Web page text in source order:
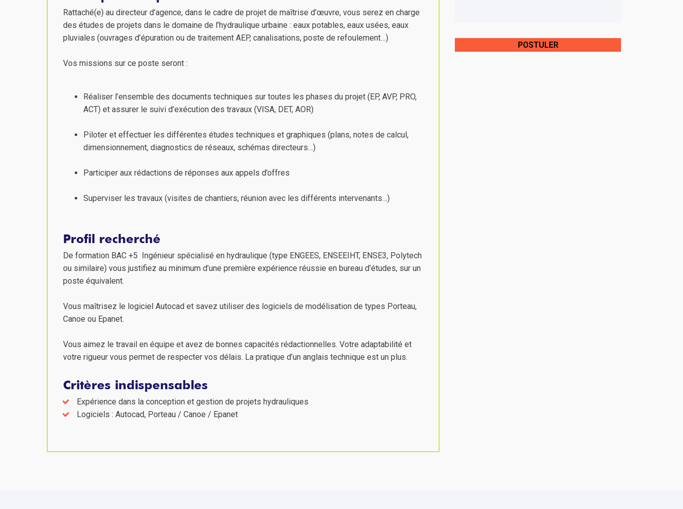
Rattaché(e) au directeur d’agence, dans le cadre de projet de maîtrise d’œuvre, vous serez en charge
des études de projets dans le domaine de l’hydraulique urbaine : eaux potables, eaux usées, eaux
pluviales (ouvrages d’épuration ou de traitement AEP, canalisations, poste de refoulement…)
Vos missions sur ce poste seront :
Réaliser l’ensemble des documents techniques sur toutes les phases du projet (EP, AVP, PRO,
ACT) et assurer le suivi d’exécution des travaux (VISA, DET, AOR)
Piloter et effectuer les différentes études techniques et graphiques (plans, notes de calcul,
dimensionnement, diagnostics de réseaux, schémas directeurs…)
Participer aux rédactions de réponses aux appels d’offres
Superviser les travaux (visites de chantiers, réunion avec les différents intervenants…)
Profil recherché
De formation BAC +5 Ingénieur spécialisé en hydraulique (type ENGEES, ENSEEIHT, ENSE3, Polytech
ou similaire) vous justifiez au minimum d’une première expérience réussie en bureau d’études, sur un
poste équivalent.
Vous maîtrisez le logiciel Autocad et savez utiliser des logiciels de modélisation de types Porteau,
Canoe ou Epanet.
Vous aimez le travail en équipe et avez de bonnes capacités rédactionnelles. Votre adaptabilité et
votre rigueur vous permet de respecter vos délais. La pratique d’un anglais technique est un plus.
Critères indispensables
Expérience dans la conception et gestion de projets hydrauliques
Logiciels : Autocad, Porteau / Canoe / Epanet
POSTULER